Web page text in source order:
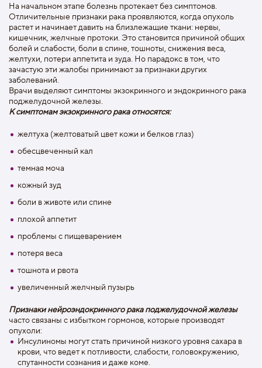
На начальном этапе болезнь протекает без симптомов.
Отличительные признаки рака проявляются, когда опухоль
растет и начинает давить на близлежащие ткани: нервы,
кишечник, желчные протоки. Это становится причиной общих
болей и слабости, боли в спине, тошноты, снижения веса,
желтухи, потери аппетита и зуда. Но парадокс в том, что
зачастую эти жалобы принимают за признаки других
заболеваний.
Врачи выделяют симптомы экзокринного и эндокринного рака
поджелудочной железы.
К симптомам экзокринного рака относятся:
желтуха (желтоватый цвет кожи и белков глаз)
обесцвеченный кал
темная моча
кожный зуд
боли в животе или спине
плохой аппетит
проблемы с пищеварением
потеря веса
тошнота и рвота
увеличенный желчный пузырь
Признаки нейроэндокринного рака поджелудочной железы
часто связаны с избытком гормонов, которые производят
опухоли:
Инсулиномы могут стать причиной низкого уровня сахара в
крови, что ведет к потливости, слабости, головокружению,
спутанности сознания и даже коме.